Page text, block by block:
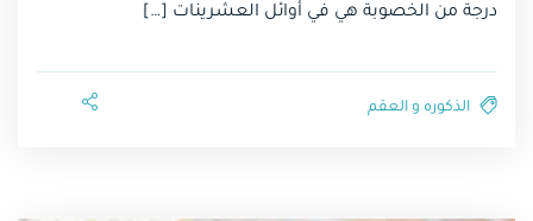
درجة من الخصوبة هي في أوائل العشرينات […]
الذكوره و العقم⁩